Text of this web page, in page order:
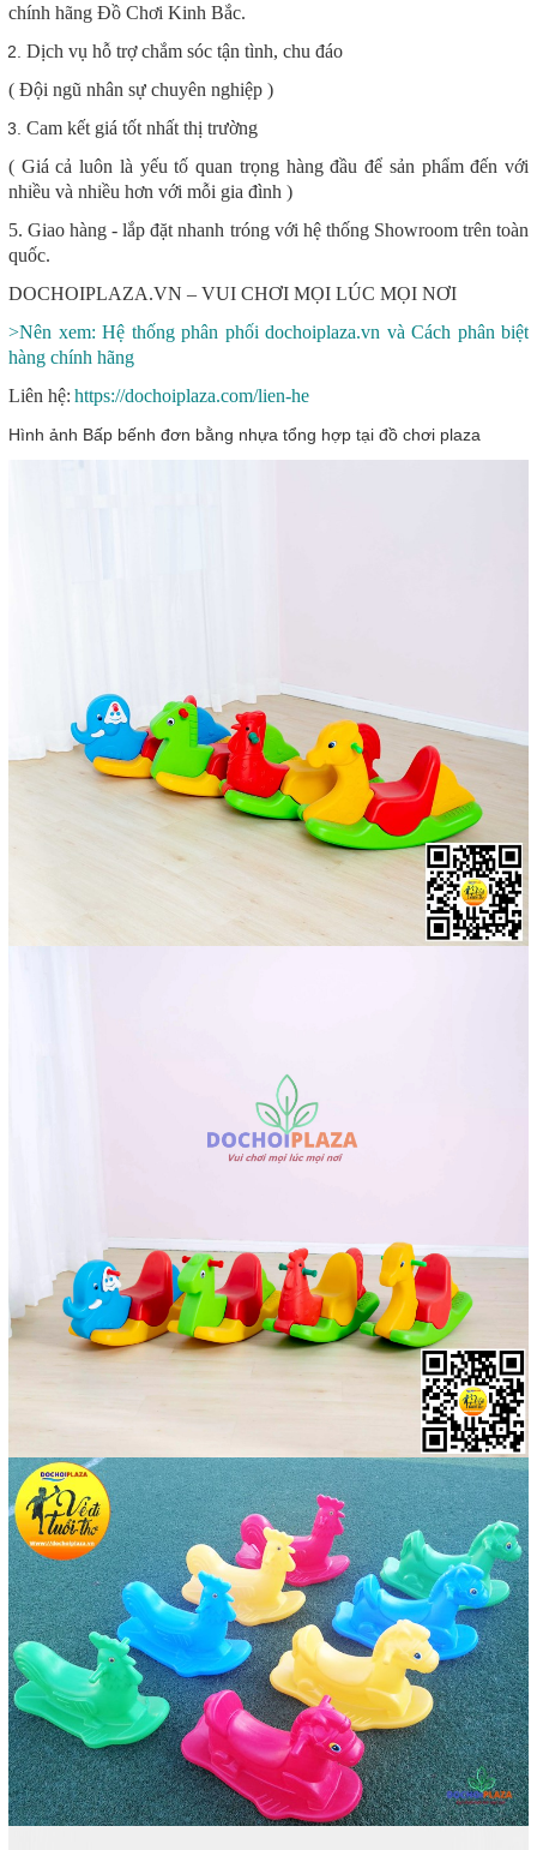
chính hãng Đồ Chơi Kinh Bắc.
Dịch vụ hỗ trợ chắm sóc tận tình, chu đáo
( Đội ngũ nhân sự chuyên nghiệp )
Cam kết giá tốt nhất thị trường
( Giá cả luôn là yếu tố quan trọng hàng đầu để sản phẩm đến với
nhiều và nhiều hơn với mỗi gia đình )
5. Giao hàng - lắp đặt nhanh tróng với hệ thống Showroom trên toàn
quốc.
DOCHOIPLAZA.VN – VUI CHƠI MỌI LÚC MỌI NƠI
>Nên xem: Hệ thống phân phối dochoiplaza.vn và Cách phân biệt
hàng chính hãng
Liên hệ: https://dochoiplaza.com/lien-he
Hình ảnh Bấp bếnh đơn bằng nhựa tổng hợp tại đồ chơi plaza